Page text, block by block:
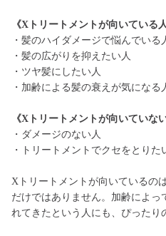
《Xトリートメントが向いている人
・髪のハイダメージで悩んでいる
・髪の広がりを抑えたい人
・ツヤ髪にしたい人
・加齢による髪の衰えが気になる
《Xトリートメントが向いていな
・ダメージのない人
・トリートメントでクセをとりた
Xトリートメントが向いているの
だけではありません。加齢によっ
れてきたという人にも、ぴったり